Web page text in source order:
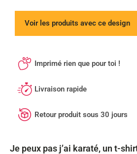
Je peux pas j’ai karaté, un t-
Voir les produits avec ce design
Imprimé rien que pour toi !
Livraison rapide
Retour produit sous 30 jours